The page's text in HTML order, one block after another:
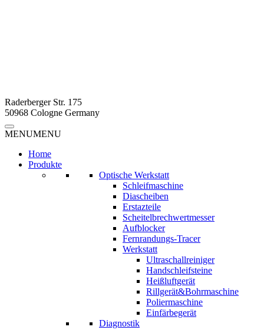
Raderberger Str. 175
50968 Cologne Germany
MENUMENU
Home
Produkte
Optische Werkstatt
Schleifmaschine
Diascheiben
Erstazteile
Scheitelbrechwertmesser
Aufblocker
Fernrandungs-Tracer
Werkstatt
Ultraschallreiniger
Handschleifsteine
Heißluftgerät
Rillgerät&Bohrmaschine
Poliermaschine
Einfärbegerät
Diagnostik